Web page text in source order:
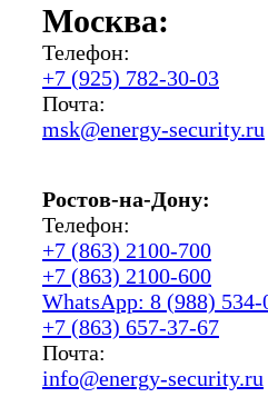
Москва:
Телефон:
+7 (925) 782-30-03
Почта:
msk@energy-security.ru
Ростов-на-Дону:
Телефон:
+7 (863) 2100-700
+7 (863) 2100-600
WhatsApp: 8 (988) 534-
+7 (863) 657-37-67
Почта:
info@energy-security.ru